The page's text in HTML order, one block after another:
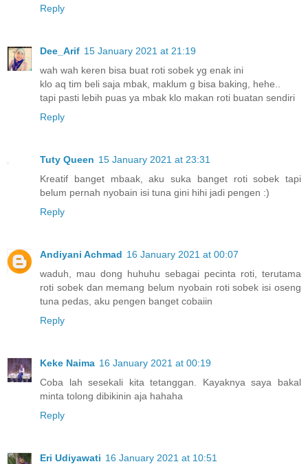
Reply
Dee_Arif 15 January 2021 at 21:19
wah wah keren bisa buat roti sobek yg enak ini
klo aq tim beli saja mbak, maklum g bisa baking, hehe..
tapi pasti lebih puas ya mbak klo makan roti buatan sendiri
Reply
Tuty Queen 15 January 2021 at 23:31
Kreatif banget mbaak, aku suka banget roti sobek tapi
belum pernah nyobain isi tuna gini hihi jadi pengen :)
Reply
Andiyani Achmad 16 January 2021 at 00:07
waduh, mau dong huhuhu sebagai pecinta roti, terutama
roti sobek dan memang belum nyobain roti sobek isi oseng
tuna pedas, aku pengen banget cobaiin
Reply
Keke Naima 16 January 2021 at 00:19
Coba lah sesekali kita tetanggan. Kayaknya saya bakal
minta tolong dibikinin aja hahaha
Reply
Eri Udiyawati 16 January 2021 at 10:51